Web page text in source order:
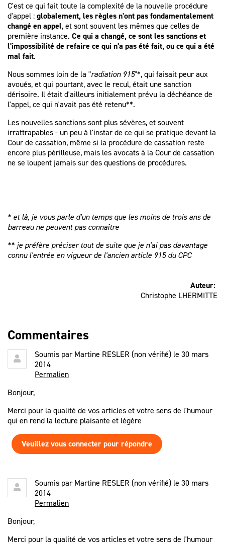
C'est ce qui fait toute la complexité de la nouvelle procédure
d'appel :globalement, les règles n'ont pas fondamentalement
changé en appel, et sont souvent les mêmes que celles de
première instance. Ce qui a changé, ce sont les sanctions et
l'impossibilité de refaire ce qui n'a pas été fait, ou ce qui a été
mal fait.
Nous sommes loin de la "radiation 915"*, qui faisait peur aux
avoués, et qui pourtant, avec le recul, était une sanction
dérisoire. Il était d'ailleurs initialement prévu la déchéance de
l'appel, ce qui n'avait pas été retenu**.
Les nouvelles sanctions sont plus sévères, et souvent
irrattrapables - un peu à l'instar de ce qui se pratique devant la
Cour de cassation, même si la procédure de cassation reste
encore plus périlleuse, mais les avocats à la Cour de cassation
ne se loupent jamais sur des questions de procédures.
* et là, je vous parle d'un temps que les moins de trois ans de
barreau ne peuvent pas connaître
** je préfère préciser tout de suite que je n'ai pas davantage
connu l'entrée en vigueur de l'ancien article 915 du CPC
Auteur:
Christophe LHERMITTE
Commentaires
Soumis parMartine RESLER (non vérifié) le 30 mars
2014
Permalien
Bonjour,
Merci pour la qualité de vos articles et votre sens de l'humour
qui en rend la lecture plaisante et légère
Veuillez vous connecter pour répondre
Soumis parMartine RESLER (non vérifié) le 30 mars
2014
Permalien
Bonjour,
Merci pour la qualité de vos articles et votre sens de l'humour